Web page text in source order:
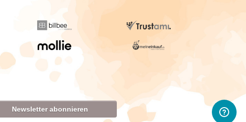
Newsletter abonnieren